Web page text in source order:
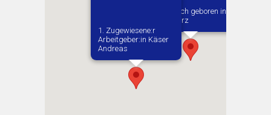
Vermutlich geboren in
Przedborz
1. Zugewiesene:r
Arbeitgeber:in​ Käser
Andreas